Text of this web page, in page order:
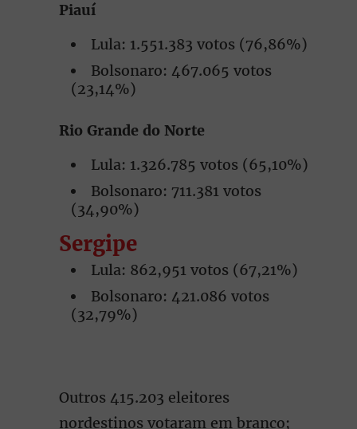
Piauí
Lula: 1.551.383 votos (76,86%)
Bolsonaro: 467.065 votos
(23,14%)
Rio Grande do Norte
Lula: 1.326.785 votos (65,10%)
Bolsonaro: 711.381 votos
(34,90%)
Sergipe
Lula: 862,951 votos (67,21%)
Bolsonaro: 421.086 votos
(32,79%)
Outros 415.203 eleitores
nordestinos votaram em branco;